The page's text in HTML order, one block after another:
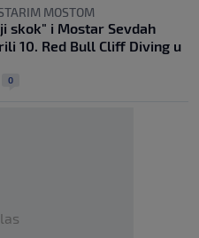
MOSTOM
skok" i Mostar Sevdah
10. Red Bull Cliff Diving u
0